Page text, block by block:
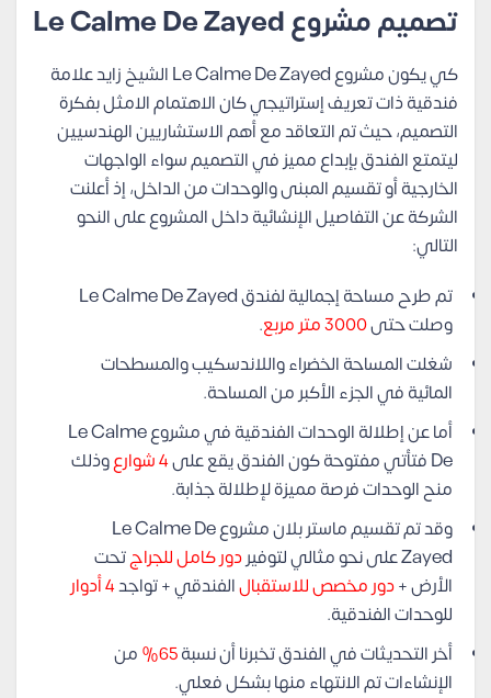
تصميم مشروع Le Calme De Zayed
كي يكون مشروع Le Calme De Zayed الشيخ زايد علامة
فندقية ذات تعريف إستراتيجي كان الاهتمام الامثل بفكرة
التصميم، حيث تم التعاقد مع أهم الاستشاريين الهندسيين
ليتمتع الفندق بإبداع مميز في التصميم سواء الواجهات
الخارجية أو تقسيم المبنى والوحدات من الداخل، إذ أعلنت
الشركة عن التفاصيل الإنشائية داخل المشروع على النحو
التالي:
تم طرح مساحة إجمالية لفندق Le Calme De Zayed
وصلت حتى3000 متر مربع
.
شغلت المساحة الخضراء واللاندسكيب والمسطحات
المائية في الجزء الأكبر من المساحة.
أما عن إطلالة الوحدات الفندقية في مشروع Le Calme
De فتأتي مفتوحة كون الفندق يقع على
4 شوارع
وذلك
منح الوحدات فرصة مميزة لإطلالة جذابة.
وقد تم تقسيم ماستر بلان مشروع Le Calme De
Zayed على نحو مثالي لتوفير
دور كامل للجراجتحت
الأرض +دور مخصص للاستقبالالفندقي + تواجد4 أدوار
للوحدات الفندقية.
أخر التحديثات في الفندق تخبرنا أن نسبة65%
من
الإنشاءات تم الانتهاء منها بشكل فعلي.